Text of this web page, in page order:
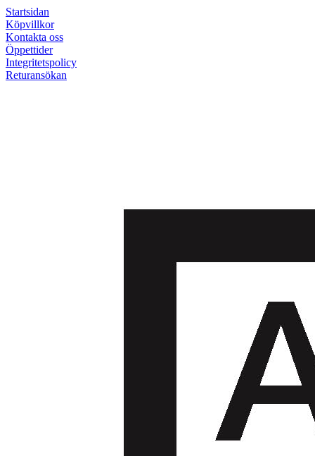
Startsidan
Köpvillkor
Kontakta oss
Öppettider
Integritetspolicy
Returansökan